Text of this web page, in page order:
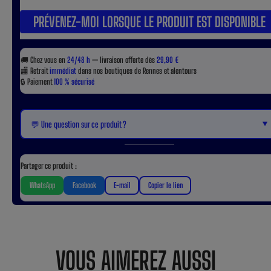
PRÉVENEZ-MOI LORSQUE LE PRODUIT EST DISPONIBLE
🚚 Chez vous en 24/48 h — livraison offerte dès29,90 €
🏬 Retraitimmédiatdans nos boutiques de Rennes et alentours
🔒 Paiement100 % sécurisé
💬 Une question sur ce produit ? ▼
Partager ce produit :
WhatsApp Facebook E-mail Copier le lien
VOUS AIMEREZ AUSSI